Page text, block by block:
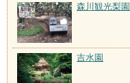
森川観光梨園
吉水園